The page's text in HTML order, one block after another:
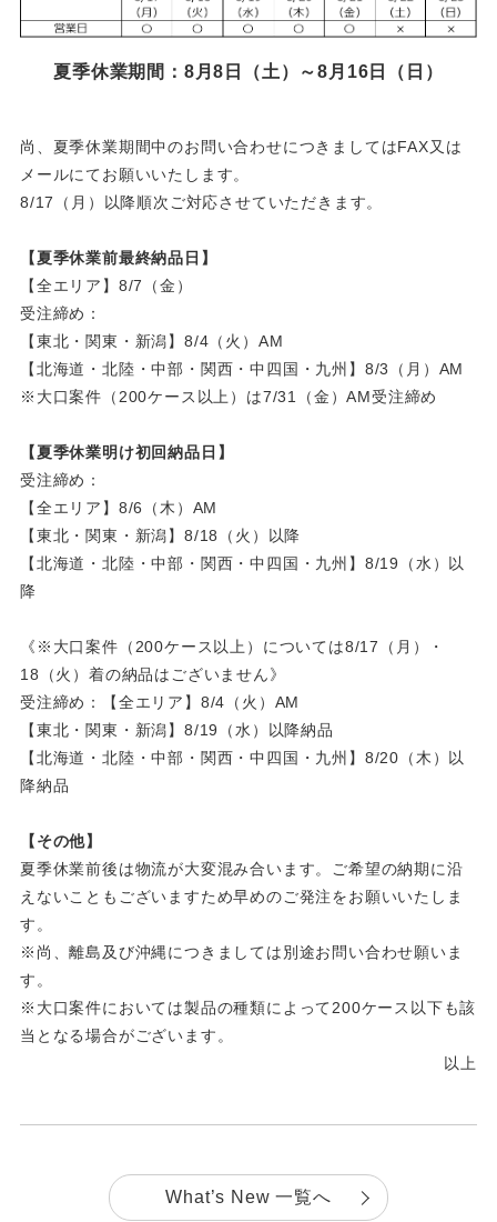
夏季休業期間：8月8日（土）～8月16日（日）
尚、夏季休業期間中のお問い合わせにつきましてはFAX又は
メールにてお願いいたします。
8/17（月）以降順次ご対応させていただきます。
【夏季休業前最終納品日】
【全エリア】8/7（金）
受注締め：
【東北・関東・新潟】8/4（火）AM
【北海道・北陸・中部・関西・中四国・九州】8/3（月）AM
※大口案件（200ケース以上）は7/31（金）AM受注締め
【夏季休業明け初回納品日】
受注締め：
【全エリア】8/6（木）AM
【東北・関東・新潟】8/18（火）以降
【北海道・北陸・中部・関西・中四国・九州】8/19（水）以
降
《※大口案件（200ケース以上）については8/17（月）・
18（火）着の納品はございません》
受注締め：【全エリア】8/4（火）AM
【東北・関東・新潟】8/19（水）以降納品
【北海道・北陸・中部・関西・中四国・九州】8/20（木）以
降納品
【その他】
夏季休業前後は物流が大変混み合います。ご希望の納期に沿
えないこともございますため早めのご発注をお願いいたしま
す。
※尚、離島及び沖縄につきましては別途お問い合わせ願いま
す。
※大口案件においては製品の種類によって200ケース以下も該
当となる場合がございます。
以上
What’s New 一覧へ